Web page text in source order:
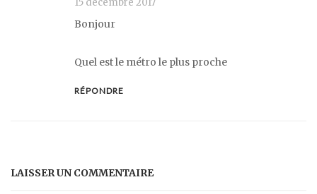
15 décembre 2017
Bonjour
Quel est le métro le plus proche
RÉPONDRE
LAISSER UN COMMENTAIRE